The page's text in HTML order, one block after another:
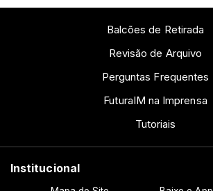
Balcões de Retirada
Revisão de Arquivo
Perguntas Frequentes
FuturaIM na Imprensa
Tutoriais
Institucional